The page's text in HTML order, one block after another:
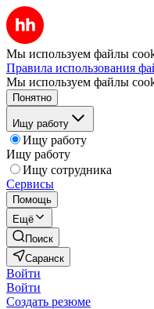
Мы используем файлы
Правила использования
Мы используем файлы
Понятно
Ищу работу
Ищу работу
Ищу работу
Ищу сотрудника
Сервисы
Помощь
Ещё
Поиск
Саранск
Войти
Войти
Создать резюме